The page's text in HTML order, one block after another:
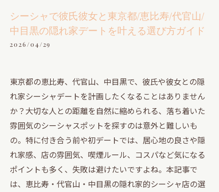
シーシャで彼氏彼女と東京都/恵比寿/代官山/
中目黒の隠れ家デートを叶える選び方ガイド
2026/04/29
東京都の恵比寿、代官山、中目黒で、彼氏や彼女との隠
れ家シーシャデートを計画したくなることはありません
か？大切な人との距離を自然に縮められる、落ち着いた
雰囲気のシーシャスポットを探すのは意外と難しいも
の。特に付き合う前や初デートでは、居心地の良さや隠
れ家感、店の雰囲気、喫煙ルール、コスパなど気になる
ポイントも多く、失敗は避けたいですよね。本記事で
は、恵比寿・代官山・中目黒の隠れ家的シーシャ店の選